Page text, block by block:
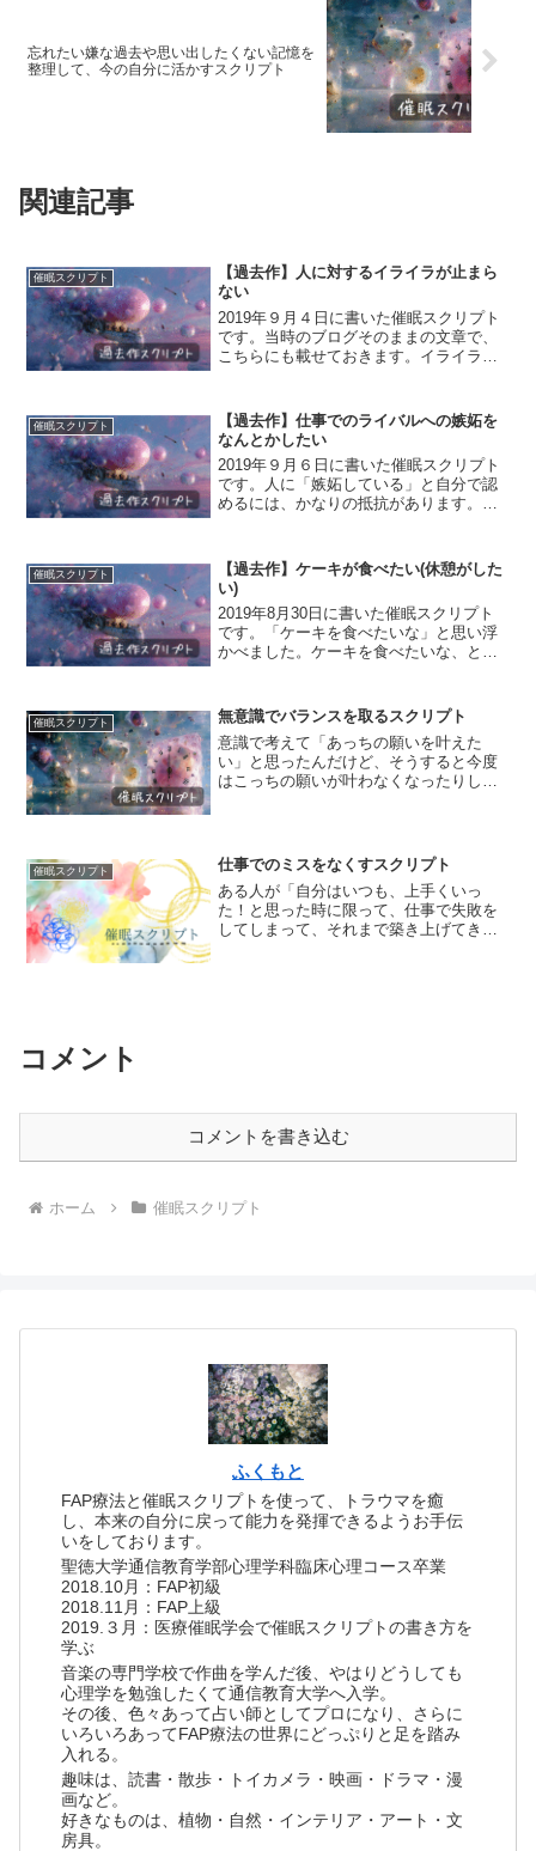
忘れたい嫌な過去や思い出したくない記憶を
整理して、今の自分に活かすスクリプト
関連記事
催眠スクリプト
【過去作】人に対するイライラが止まら
ない
2019年９月４日に書いた催眠スクリプト
です。当時のブログそのままの文章で、
こちらにも載せておきます。イライラが
そうしたら今度は、「あんな自己中なこ
とを言って(やって)...
催眠スクリプト
【過去作】仕事でのライバルへの嫉妬を
なんとかしたい
2019年９月６日に書いた催眠スクリプト
です。人に「嫉妬している」と自分で認
めるには、かなりの抵抗があります。け
湧いてきたり、自己嫌悪に陥ったりしま
す。相手の成功と自分...
催眠スクリプト
【過去作】ケーキが食べたい(休憩がした
い)
2019年8月30日に書いた催眠スクリプト
です。「ケーキを食べたいな」と思い浮
かべました。ケーキを食べたいな、と思
買いに行ったり食べに行ったりする人も
いるでしょう。タル...
催眠スクリプト
無意識でバランスを取るスクリプト
意識で考えて「あっちの願いを叶えた
い」と思ったんだけど、そうすると今度
はこっちの願いが叶わなくなったりし
られたらいいんだけれど、無意...
催眠スクリプト
仕事でのミスをなくすスクリプト
ある人が「自分はいつも、上手くいっ
た！と思った時に限って、仕事で失敗を
してしまって、それまで築き上げてきた
コメント
コメントを書き込む
ホーム 催眠スクリプト
ふくもと
FAP療法と催眠スクリプトを使って、トラウマを癒
し、本来の自分に戻って能力を発揮できるようお手伝
いをしております。
聖徳大学通信教育学部心理学科臨床心理コース卒業
2018.10月：FAP初級
2018.11月：FAP上級
2019.３月：医療催眠学会で催眠スクリプトの書き方を
学ぶ
音楽の専門学校で作曲を学んだ後、やはりどうしても
心理学を勉強したくて通信教育大学へ入学。
その後、色々あって占い師としてプロになり、さらに
いろいろあってFAP療法の世界にどっぷりと足を踏み
入れる。
趣味は、読書・散歩・トイカメラ・映画・ドラマ・漫
画など。
好きなものは、植物・自然・インテリア・アート・文
房具。